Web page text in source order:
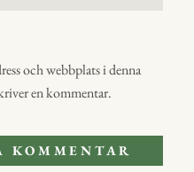
och webbplats i denna
en kommentar.